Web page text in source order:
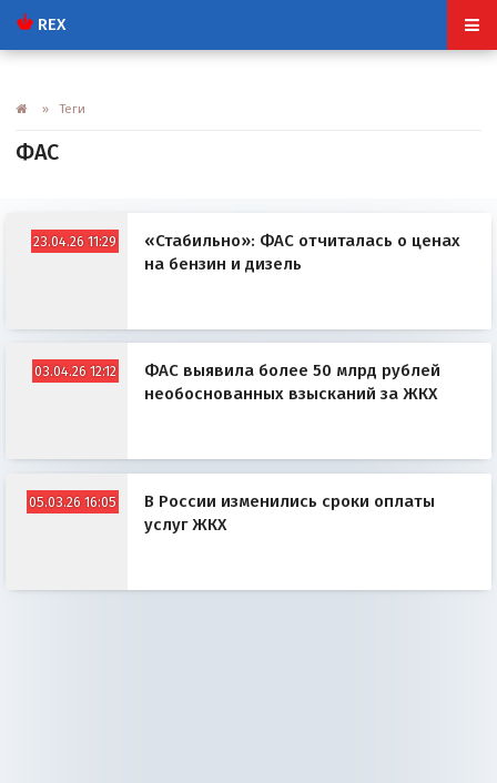
REX
» Теги
ФАС
23.04.26 11:29
«Стабильно»: ФАС отчиталась о ценах
на бензин и дизель
03.04.26 12:12
ФАС выявила более 50 млрд рублей
необоснованных взысканий за ЖКХ
05.03.26 16:05
В России изменились сроки оплаты
услуг ЖКХ